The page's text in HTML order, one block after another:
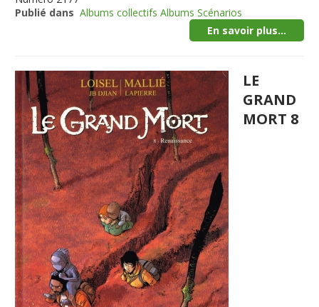
Publié dans Albums collectifs Albums Scénarios
En savoir plus...
LE
GRAND
MORT 8